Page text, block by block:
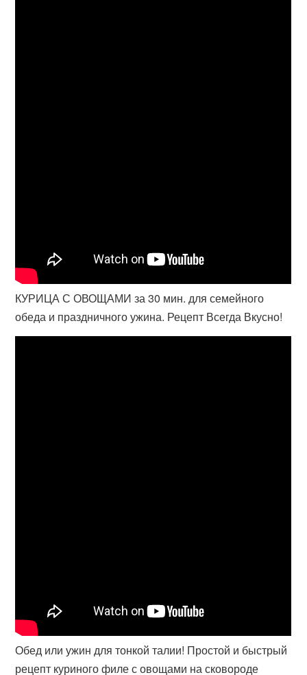
КУРИЦА С ОВОЩАМИ за 30 мин. для семейного
обеда и праздничного ужина. Рецепт Всегда Вкусно!
Обед или ужин для тонкой талии! Простой и быстрый
рецепт куриного филе с овощами на сковороде